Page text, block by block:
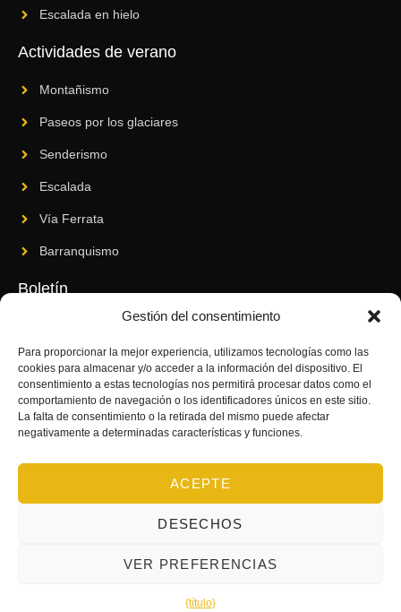
Gestión del consentimiento
Para proporcionar la mejor experiencia, utilizamos tecnologías como las
cookies para almacenar y/o acceder a la información del dispositivo. El
consentimiento a estas tecnologías nos permitirá procesar datos como el
comportamiento de navegación o los identificadores únicos en este sitio.
La falta de consentimiento o la retirada del mismo puede afectar
negativamente a determinadas características y funciones.
ACEPTE
DESECHOS
VER PREFERENCIAS
{título}
Escalada en hielo
Actividades de verano
Montañismo
Paseos por los glaciares
Senderismo
Escalada
Vía Ferrata
Barranquismo
Boletín
Suscríbase a nuestro boletín para conocer nuestras novedades
y últimas innovaciones.